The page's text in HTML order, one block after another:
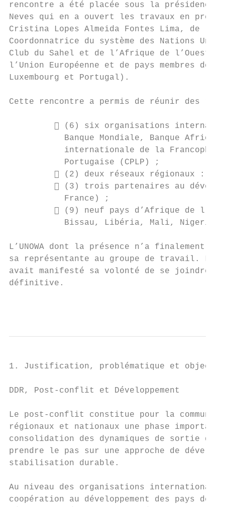
rencontre a été placée sous la présidence
Neves qui en a ouvert les travaux en
Cristina Lopes Almeida Fontes Lima, de la
Coordonnatrice du système des Nations
Club du Sahel et de l’Afrique de l’Ouest,
l’Union Européenne et de pays membres de
Luxembourg et Portugal).
Cette rencontre a permis de réunir des
 (6) six organisations
Banque Mondiale, Banque
internationale de la
           Portugaise (CPLP) ;
 (2) deux réseaux régionaux :
 (3) trois partenaires au
           France) ;
 (9) neuf pays d’Afrique de
Bissau, Libéria, Mali, Nigeria,
L’UNOWA dont la présence n’a finalement
sa représentante au groupe de travail.
avait manifesté sa volonté de se joindre
définitive.
1. Justification, problématique et
DDR, Post-conflit et Développement
Le post-conflit constitue pour la
régionaux et nationaux une phase
consolidation des dynamiques de sortie de
prendre le pas sur une approche de
stabilisation durable.
Au niveau des organisations
coopération au développement des pays